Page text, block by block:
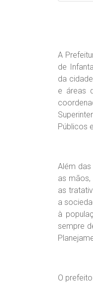
A
de
da
e áreas
Públicos
Além
as
as
a
à
sempre
O